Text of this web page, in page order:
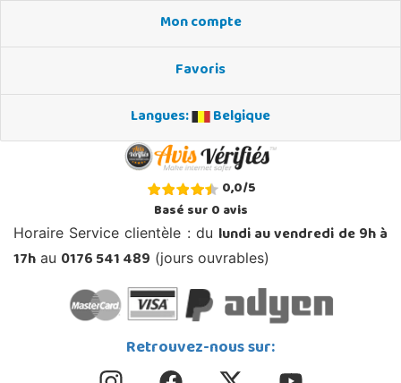
Mon compte
Favoris
Langues:
Belgique
0,0/5
Basé sur0avis
Horaire Service clientèle : du lundi au vendredi de 9h à
17h au 0176 541 489 (jours ouvrables)
Retrouvez-nous sur: